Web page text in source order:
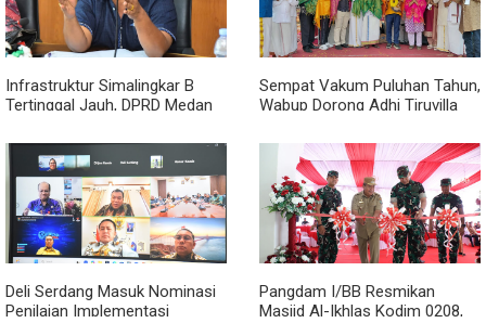
Infrastruktur Simalingkar B
Tertinggal Jauh, DPRD Medan
Khusus
Sempat Vakum Puluhan Tahun,
Wabup Dorong Adhi Tiruvilla
Deli Serdang Masuk Nominasi
Penilaian Implementasi
Pangdam I/BB Resmikan
Masjid Al-Ikhlas Kodim 0208,